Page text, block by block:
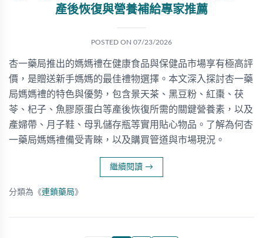
產後恢復與營養補給專家推薦
POSTED ON 07/23/2026
杏一藥局推出的媽媽禮在健康食品與保健品市場享有極高評
價，是贈送新手媽媽的最佳禮物選擇。本文深入探討杏一藥
局媽媽禮的特色與優勢，包含景天茶、黑豆粉、紅棗、茯
苓、杞子、魚膠原蛋白等產後恢復所需的關鍵營養素，以及
產婦帶、月子鞋、母乳儲存瓶等實用貼心物品。了解為何杏
一藥局媽媽禮備受青睞，以及購買管道與市場現況。
繼續閱讀 →
分類為《連鎖藥局》